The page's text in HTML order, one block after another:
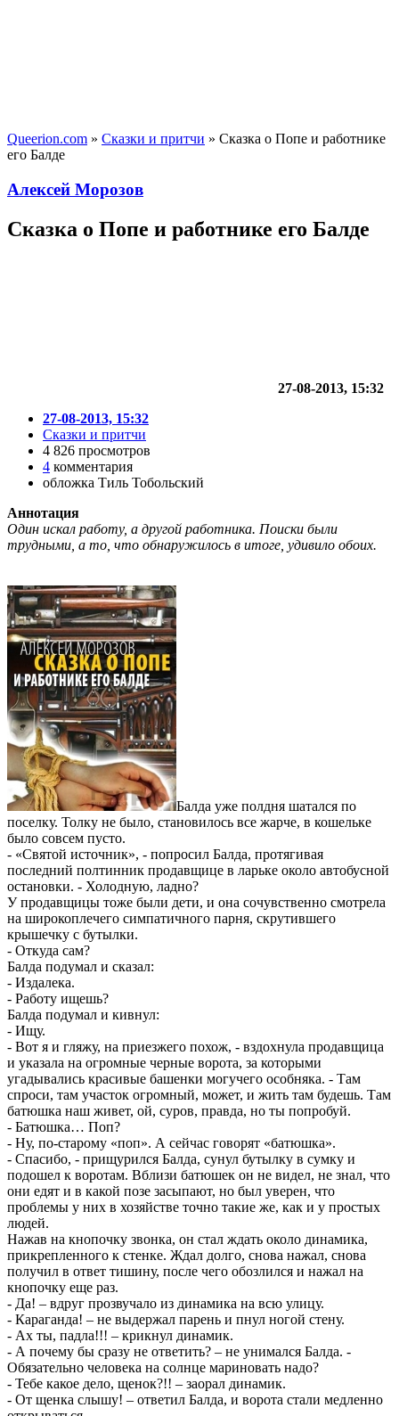
Queerion.com » Сказки и притчи » Сказка о Попе и работнике
его Балде
Алексей Морозов
Сказка о Попе и работнике его Балде
27-08-2013, 15:32
27-08-2013, 15:32
Сказки и притчи
4 826 просмотров
4 комментария
обложка Тиль Тобольский
Аннотация
Один искал работу, а другой работника. Поиски были
трудными, а то, что обнаружилось в итоге, удивило обоих.
Балда уже полдня шатался по
поселку. Толку не было, становилось все жарче, в кошельке
было совсем пусто.
- «Святой источник», - попросил Балда, протягивая
последний полтинник продавщице в ларьке около автобусной
остановки. - Холодную, ладно?
У продавщицы тоже были дети, и она сочувственно смотрела
на широкоплечего симпатичного парня, скрутившего
крышечку с бутылки.
- Откуда сам?
Балда подумал и сказал:
- Издалека.
- Работу ищешь?
Балда подумал и кивнул:
- Ищу.
- Вот я и гляжу, на приезжего похож, - вздохнула продавщица
и указала на огромные черные ворота, за которыми
угадывались красивые башенки могучего особняка. - Там
спроси, там участок огромный, может, и жить там будешь. Там
батюшка наш живет, ой, суров, правда, но ты попробуй.
- Батюшка… Поп?
- Ну, по-старому «поп». А сейчас говорят «батюшка».
- Спасибо, - прищурился Балда, сунул бутылку в сумку и
подошел к воротам. Вблизи батюшек он не видел, не знал, что
они едят и в какой позе засыпают, но был уверен, что
проблемы у них в хозяйстве точно такие же, как и у простых
людей.
Нажав на кнопочку звонка, он стал ждать около динамика,
прикрепленного к стенке. Ждал долго, снова нажал, снова
получил в ответ тишину, после чего обозлился и нажал на
кнопочку еще раз.
- Да! – вдруг прозвучало из динамика на всю улицу.
- Караганда! – не выдержал парень и пнул ногой стену.
- Ах ты, падла!!! – крикнул динамик.
- А почему бы сразу не ответить? – не унимался Балда. -
Обязательно человека на солнце мариновать надо?
- Тебе какое дело, щенок?!! – заорал динамик.
- От щенка слышу! – ответил Балда, и ворота стали медленно